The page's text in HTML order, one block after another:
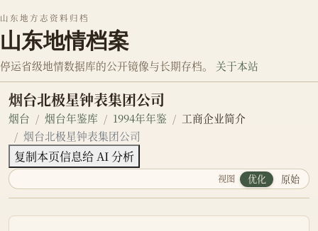
山东地方志资料归档
山东地情档案
停运省级地情数据库的公开镜像与长期存档。 关于本站
烟台北极星钟表集团公司
烟台 烟台年鉴库 1994年年鉴
工商企业简介
烟台北极星钟表集团公司
复制本页信息给 AI 分析
视图 优化 原始